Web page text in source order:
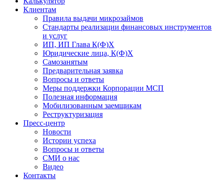
Клиентам
Правила выдачи микрозаймов
Стандарты реализации финансовых инструментов
и услуг
ИП, ИП Глава К(Ф)Х
Юридические лица, К(Ф)Х
Самозанятым
Предварительная заявка
Вопросы и ответы
Меры поддержки Корпорации МСП
Полезная информация
Мобилизованным заемщикам
Реструктуризация
Пресс-центр
Новости
Истории успеха
Вопросы и ответы
СМИ о нас
Видео
Контакты